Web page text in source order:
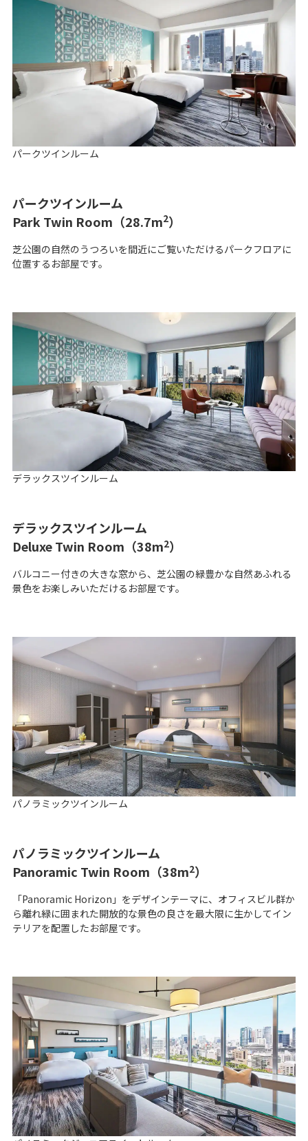
y
V
i
d
o
パークツインルーム
パークツインルーム
Park Twin Room（28.7m2）
芝公園の自然のうつろいを間近にご覧いただけるパークフロアに
位置するお部屋です。
デラックスツインルーム
デラックスツインルーム
Deluxe Twin Room（38m2）
バルコニー付きの大きな窓から、芝公園の緑豊かな自然あふれる
景色をお楽しみいただけるお部屋です。
パノラミックツインルーム
パノラミックツインルーム
Panoramic Twin Room（38m2）
「Panoramic Horizon」をデザインテーマに、オフィスビル群か
ら離れ緑に囲まれた開放的な景色の良さを最大限に生かしてイン
テリアを配置したお部屋です。